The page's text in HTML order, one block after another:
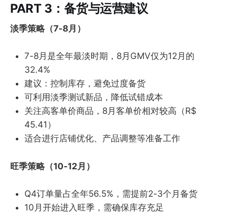
PART 3：备货与运营建议
淡季策略（7-8月）
7-8月是全年最淡时期，8月GMV仅为12月的
32.4%
建议：控制库存，避免过度备货
可利用淡季测试新品，降低试错成本
关注高客单价商品，8月客单价相对较高（R$
45.41）
适合进行店铺优化、产品调整等准备工作
旺季策略（10-12月）
Q4订单量占全年56.5%，需提前2-3个月备货
10月开始进入旺季，需确保库存充足